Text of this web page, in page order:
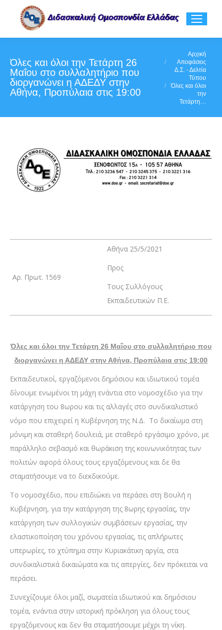
Όλες και όλοι την Τετάρτη 26
Μαΐου στο συλλαλητήριο που
διοργανώνει η ΑΔΕΔΥ στην
Αθήνα, Προπύλαια στις 19:00
You are here:Αρχική
Αποφάσεις
Δ.Σ. - Δελτία
Τύπου
Όλες και όλοι
την
Τετάρτη…
Αρ. Πρωτ. 1569
Αθήνα 25/5/2021
Προς
Τους Συλλόγους
Εκπαιδευτικών Π.Ε.
Όλες και όλοι την Τετάρτη 26 Μαΐου στο συλλαλητήριο που
διοργανώνει η ΑΔΕΔΥ στην Αθήνα, Προπύλαια στις 19:00
Εκπαιδευτικοί, εργαζόμενοι δημόσιου και ιδιωτικού τομέα
δίνουμε ενωμένοι τη μάχη ενάντια στο νομοσχέδιο για την
κατάργηση του 8ωρου και τις αλλαγές στο συνδικαλιστικό
νόμο που επιχειρεί η Κυβέρνηση της Ν.Δ. Το δικαίωμα στη
μόνιμη και σταθερή δουλειά, με σταθερό εργάσιμο χρόνο, με
παράλληλο σεβασμό και θωράκιση της κοινωνικότητας των
πολιτών αφορά όλους τους εργαζόμενους και δε θα
σταματήσουμε να το διεκδικούμε.
Το νομοσχέδιο, που επιδιώκει να περάσει στη Βουλή η
Κυβέρνηση, για την κατάργηση της 8ωρης εργασίας, την
κατάργηση των συλλογικών συμβάσεων εργασίας, την
ελαστικοποίηση του χρόνου εργασίας, τις απλήρωτες
υπερωρίες, το χτύπημα στην Κυριακάτικη αργία, στα
συνδικαλιστικά δικαιώματα και τις απεργίες, δεν πρόκειται να
περάσει.
Συνεχίζουμε όλοι μαζί, σωματεία ιδιωτικού και δημόσιου
τομέα, ενάντια στην ιστορική πρόκληση για όλους τους
εργαζόμενους και δεν θα σταματήσουμε μέχρι τη νίκη.